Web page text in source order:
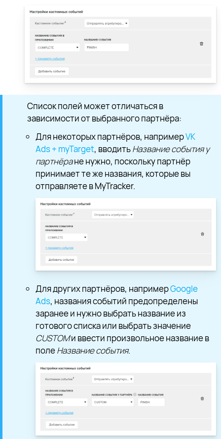
Список полей может отличаться в
зависимости от выбранного партнёра:
Для некоторых партнёров, напримерVK
Ads + myTarget, вводитьНазвание события у
партнёране нужно, поскольку партнёр
принимает те же названия, которые вы
отправляете в MyTracker.
Для других партнёров, напримерGoogle
Ads, названия событий предопределены
заранее и нужно выбрать название из
готового списка или выбрать значение
CUSTOMи ввести произвольное название в
полеНазвание события.